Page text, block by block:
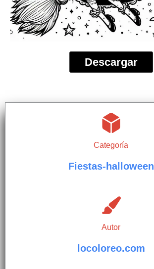
Descargar
Categoría
Fiestas-halloween
Autor
locoloreo.com